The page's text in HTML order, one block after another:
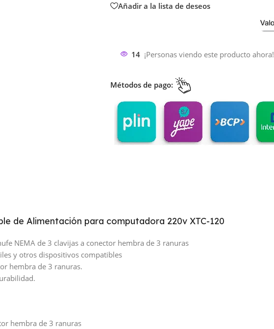
Añadir a la lista de deseos
14 ¡Personas viendo este producto ahora!
Métodos de pago:
de Alimentación para computadora 220v XTC-120
NEMA de 3 clavijas a conector hembra de 3 ranuras
y otros dispositivos compatibles
hembra de 3 ranuras.
hembra de 3 ranuras